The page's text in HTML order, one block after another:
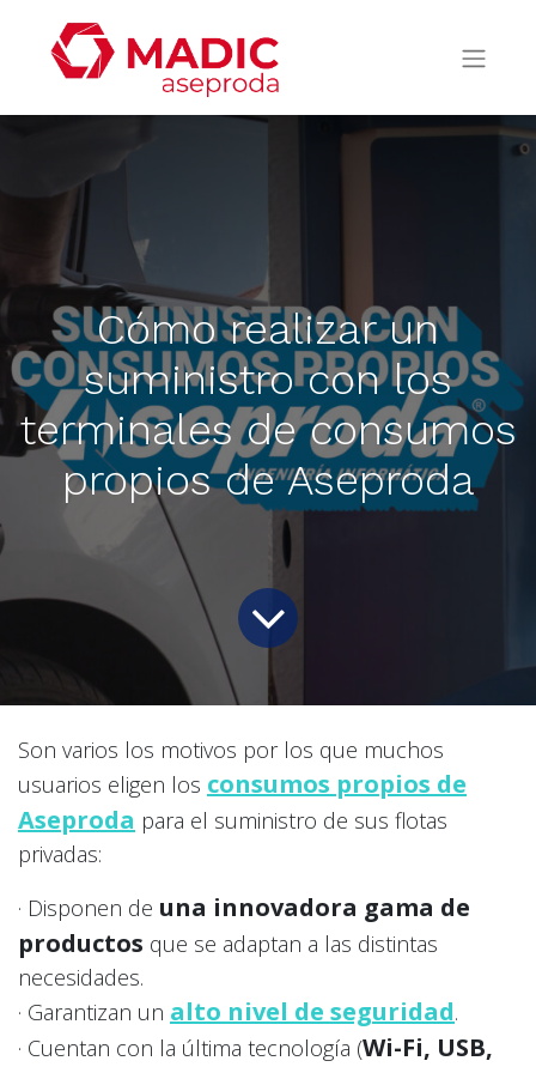
Cómo realizar un
suministro con los
terminales de consumos
propios de Aseproda
Son varios los motivos por los que muchos
usuarios eligen los consumos propios de
Aseproda para el suministro de sus flotas
privadas:
· Disponen de una innovadora gama de
productos que se adaptan a las distintas
necesidades.
· Garantizan un alto nivel de seguridad.
· Cuentan con la última tecnología (Wi-Fi, USB,